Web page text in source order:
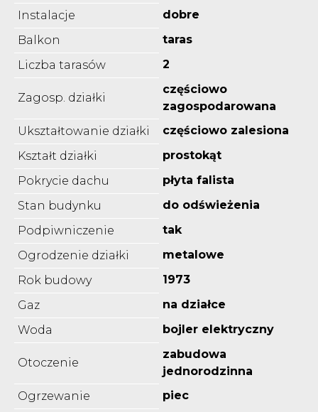
Instalacje
dobre
Balkon
taras
Liczba tarasów
2
Zagosp. działki
częściowo
zagospodarowana
Ukształtowanie działki
częściowo zalesiona
Kształt działki
prostokąt
Pokrycie dachu
płyta falista
Stan budynku
do odświeżenia
Podpiwniczenie
tak
Ogrodzenie działki
metalowe
Rok budowy
1973
Gaz
na działce
Woda
bojler elektryczny
Otoczenie
zabudowa
jednorodzinna
Ogrzewanie
piec